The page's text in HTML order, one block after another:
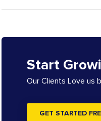
Start
Our Clients Love us
GET STARTED